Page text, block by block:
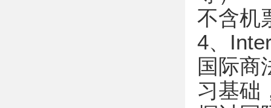
不含机
4、
国际商
习基础